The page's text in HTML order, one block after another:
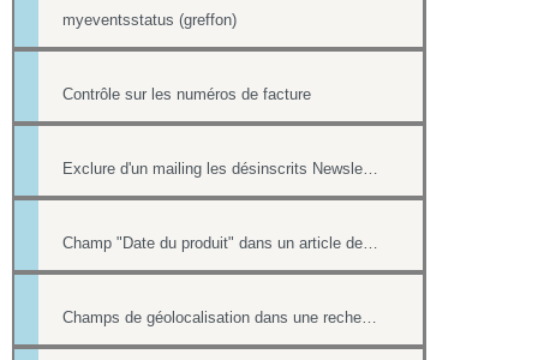
myeventsstatus (greffon)
Contrôle sur les numéros de facture
Exclure d'un mailing les désinscrits Newsletter et les mails en erreur
Champ "Date du produit" dans un article de la boutique
Champs de géolocalisation dans une recherche de l'annuaire